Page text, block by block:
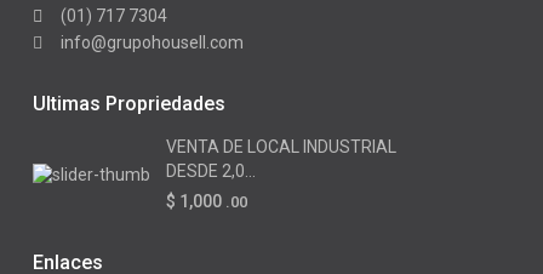
(01) 717 7304
info@grupohousell.com
Ultimas Propriedades
VENTA DE LOCAL INDUSTRIAL
DESDE 2,0...
$ 1,000 .00
Enlaces